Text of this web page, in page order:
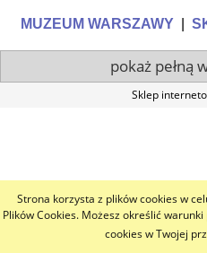
Strona korzysta z plików cookies w
Plików Cookies. Możesz określić
cookies w Twojej
MUZEUM WARSZAWY
pokaż pełną
Sklep